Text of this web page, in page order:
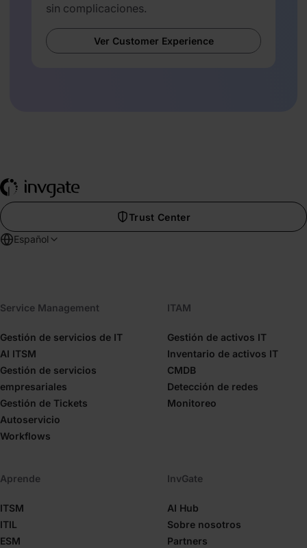
sin complicaciones.
Ver Customer Experience
Trust Center
Español
Service Management
Gestión de servicios de IT
AI ITSM
Gestión de servicios
empresariales
Gestión de Tickets
Autoservicio
Workflows
ITAM
Gestión de activos IT
Inventario de activos IT
CMDB
Detección de redes
Monitoreo
Aprende
ITSM
ITIL
ESM
InvGate
AI Hub
Sobre nosotros
Partners